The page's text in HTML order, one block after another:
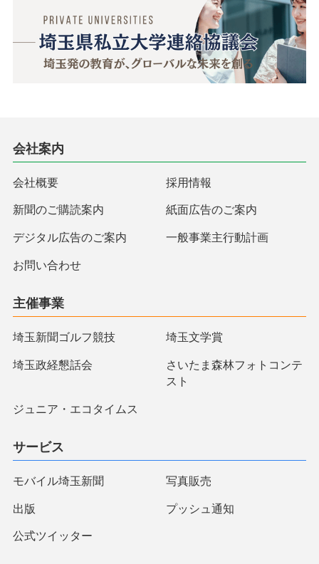
会社案内
会社概要 採用情報
新聞のご購読案内 紙面広告のご案内
デジタル広告のご案内 一般事業主行動計画
お問い合わせ
主催事業
埼玉新聞ゴルフ競技 埼玉文学賞
埼玉政経懇話会
さいたま森林フォトコンテ
スト
ジュニア・エコタイムス
サービス
モバイル埼玉新聞 写真販売
出版 プッシュ通知
公式ツイッター